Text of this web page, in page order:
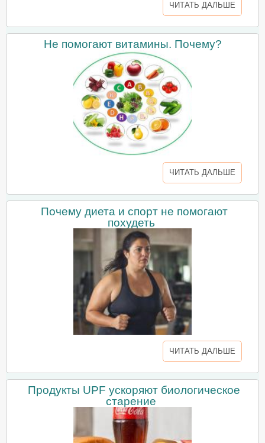
ЧИТАТЬ ДАЛЬШЕ
Не помогают витамины. Почему?
ЧИТАТЬ ДАЛЬШЕ
Почему диета и спорт не помогают
похудеть
ЧИТАТЬ ДАЛЬШЕ
Продукты UPF ускоряют биологическое
старение